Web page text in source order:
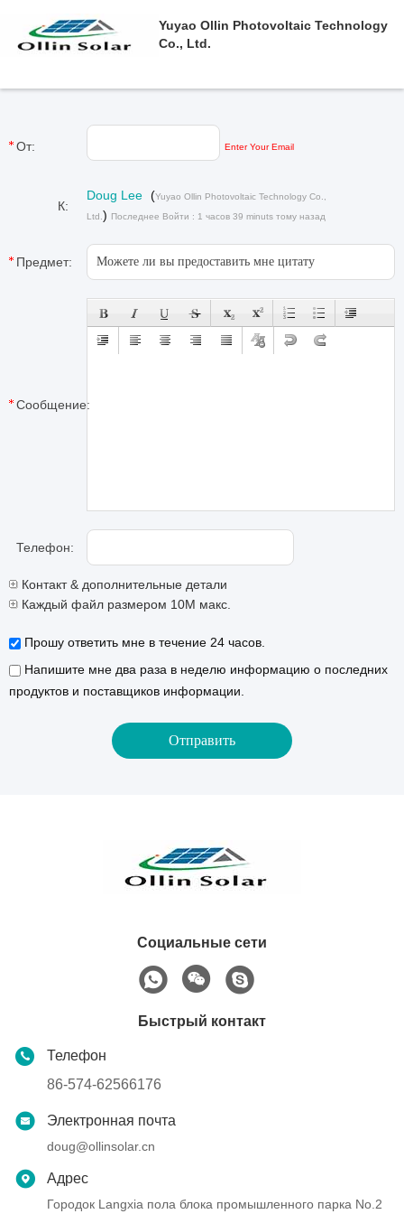
Yuyao Ollin Photovoltaic Technology
Co., Ltd.
От: Enter Your Email
К:
Doug Lee (Yuyao Ollin Photovoltaic Technology Co.,
Ltd. ) Последнее Войти : 1 часов 39 minuts тому назад
Предмет:
Сообщение:
Телефон:
Контакт & дополнительные детали
Каждый файл размером 10M макс.
Прошу ответить мне в течение 24 часов.
Напишите мне два раза в неделю информацию о последних
продуктов и поставщиков информации.
Социальные сети
Быстрый контакт
Телефон
86-574-62566176
Электронная почта
doug@ollinsolar.cn
Адрес
Городок Langxia пола блока промышленного парка No.2